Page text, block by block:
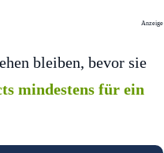
Anzeige
bleiben, bevor sie
mindestens für ein